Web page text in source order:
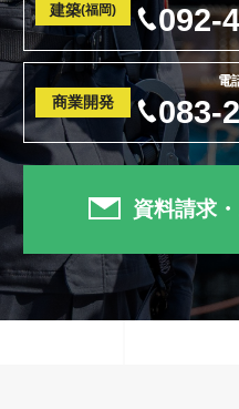
建築(福岡) 092-
商業開発
電
083-
資料請求